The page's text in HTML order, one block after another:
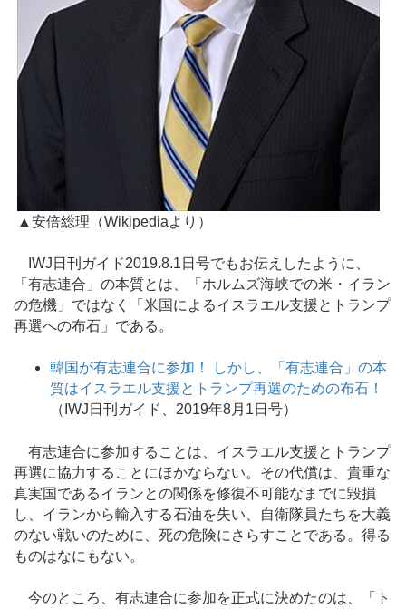
▲安倍総理（Wikipediaより）
IWJ日刊ガイド2019.8.1日号でもお伝えしたように、
「有志連合」の本質とは、「ホルムズ海峡での米・イラン
の危機」ではなく「米国によるイスラエル支援とトランプ
再選への布石」である。
韓国が有志連合に参加！ しかし、「有志連合」の本
質はイスラエル支援とトランプ再選のための布石！
（IWJ日刊ガイド、2019年8月1日号）
有志連合に参加することは、イスラエル支援とトランプ
再選に協力することにほかならない。その代償は、貴重な
真実国であるイランとの関係を修復不可能なまでに毀損
し、イランから輸入する石油を失い、自衛隊員たちを大義
のない戦いのために、死の危険にさらすことである。得る
ものはなにもない。
今のところ、有志連合に参加を正式に決めたのは、「ト